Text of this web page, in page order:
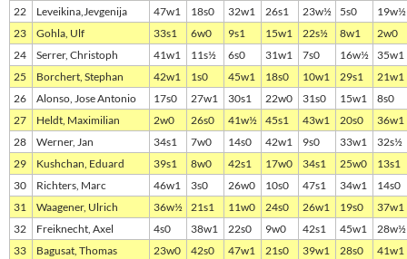
22
Leveikina,Jevgenija 47w1 18s0 32w1 26s1 23w½ 5s0
19w½
23
Gohla, Ulf 33s1 6w0 9s1 15w1 22s½ 8w1
2w0
24
Serrer, Christoph 41w1 11s½ 6s0 31w1 7s0 16w½
35w1
25
Borchert, Stephan 42w1 1s0 45w1 18s0 10w1 29s1
21w1
26
Alonso, Jose Antonio 17s0 27w1 30s1 22w0 31s0 15w1
8s0
27
Heldt, Maximilian 2w0 26s0 41w½ 45s1 43w1 20s0
36w1
28
Werner, Jan 34s1 7w0 14s0 42w1 9s0 33w1
32s½
29
Kushchan, Eduard 39s1 8w0 42s1 17w0 34s1 25w0
13s1
30
Richters, Marc 46w1 3s0 26w0 10s0 47s1 34w1
14s0
31
Waagener, Ulrich 36w½ 21s1 11w0 24s0 26w1 19s0
37w1
32
Freiknecht, Axel 4s0 38w1 22s0 9w0 42s1 45w1
28w½
33
Bagusat, Thomas 23w0 42s0 47w1 21s0 39w1 28s0
41w1